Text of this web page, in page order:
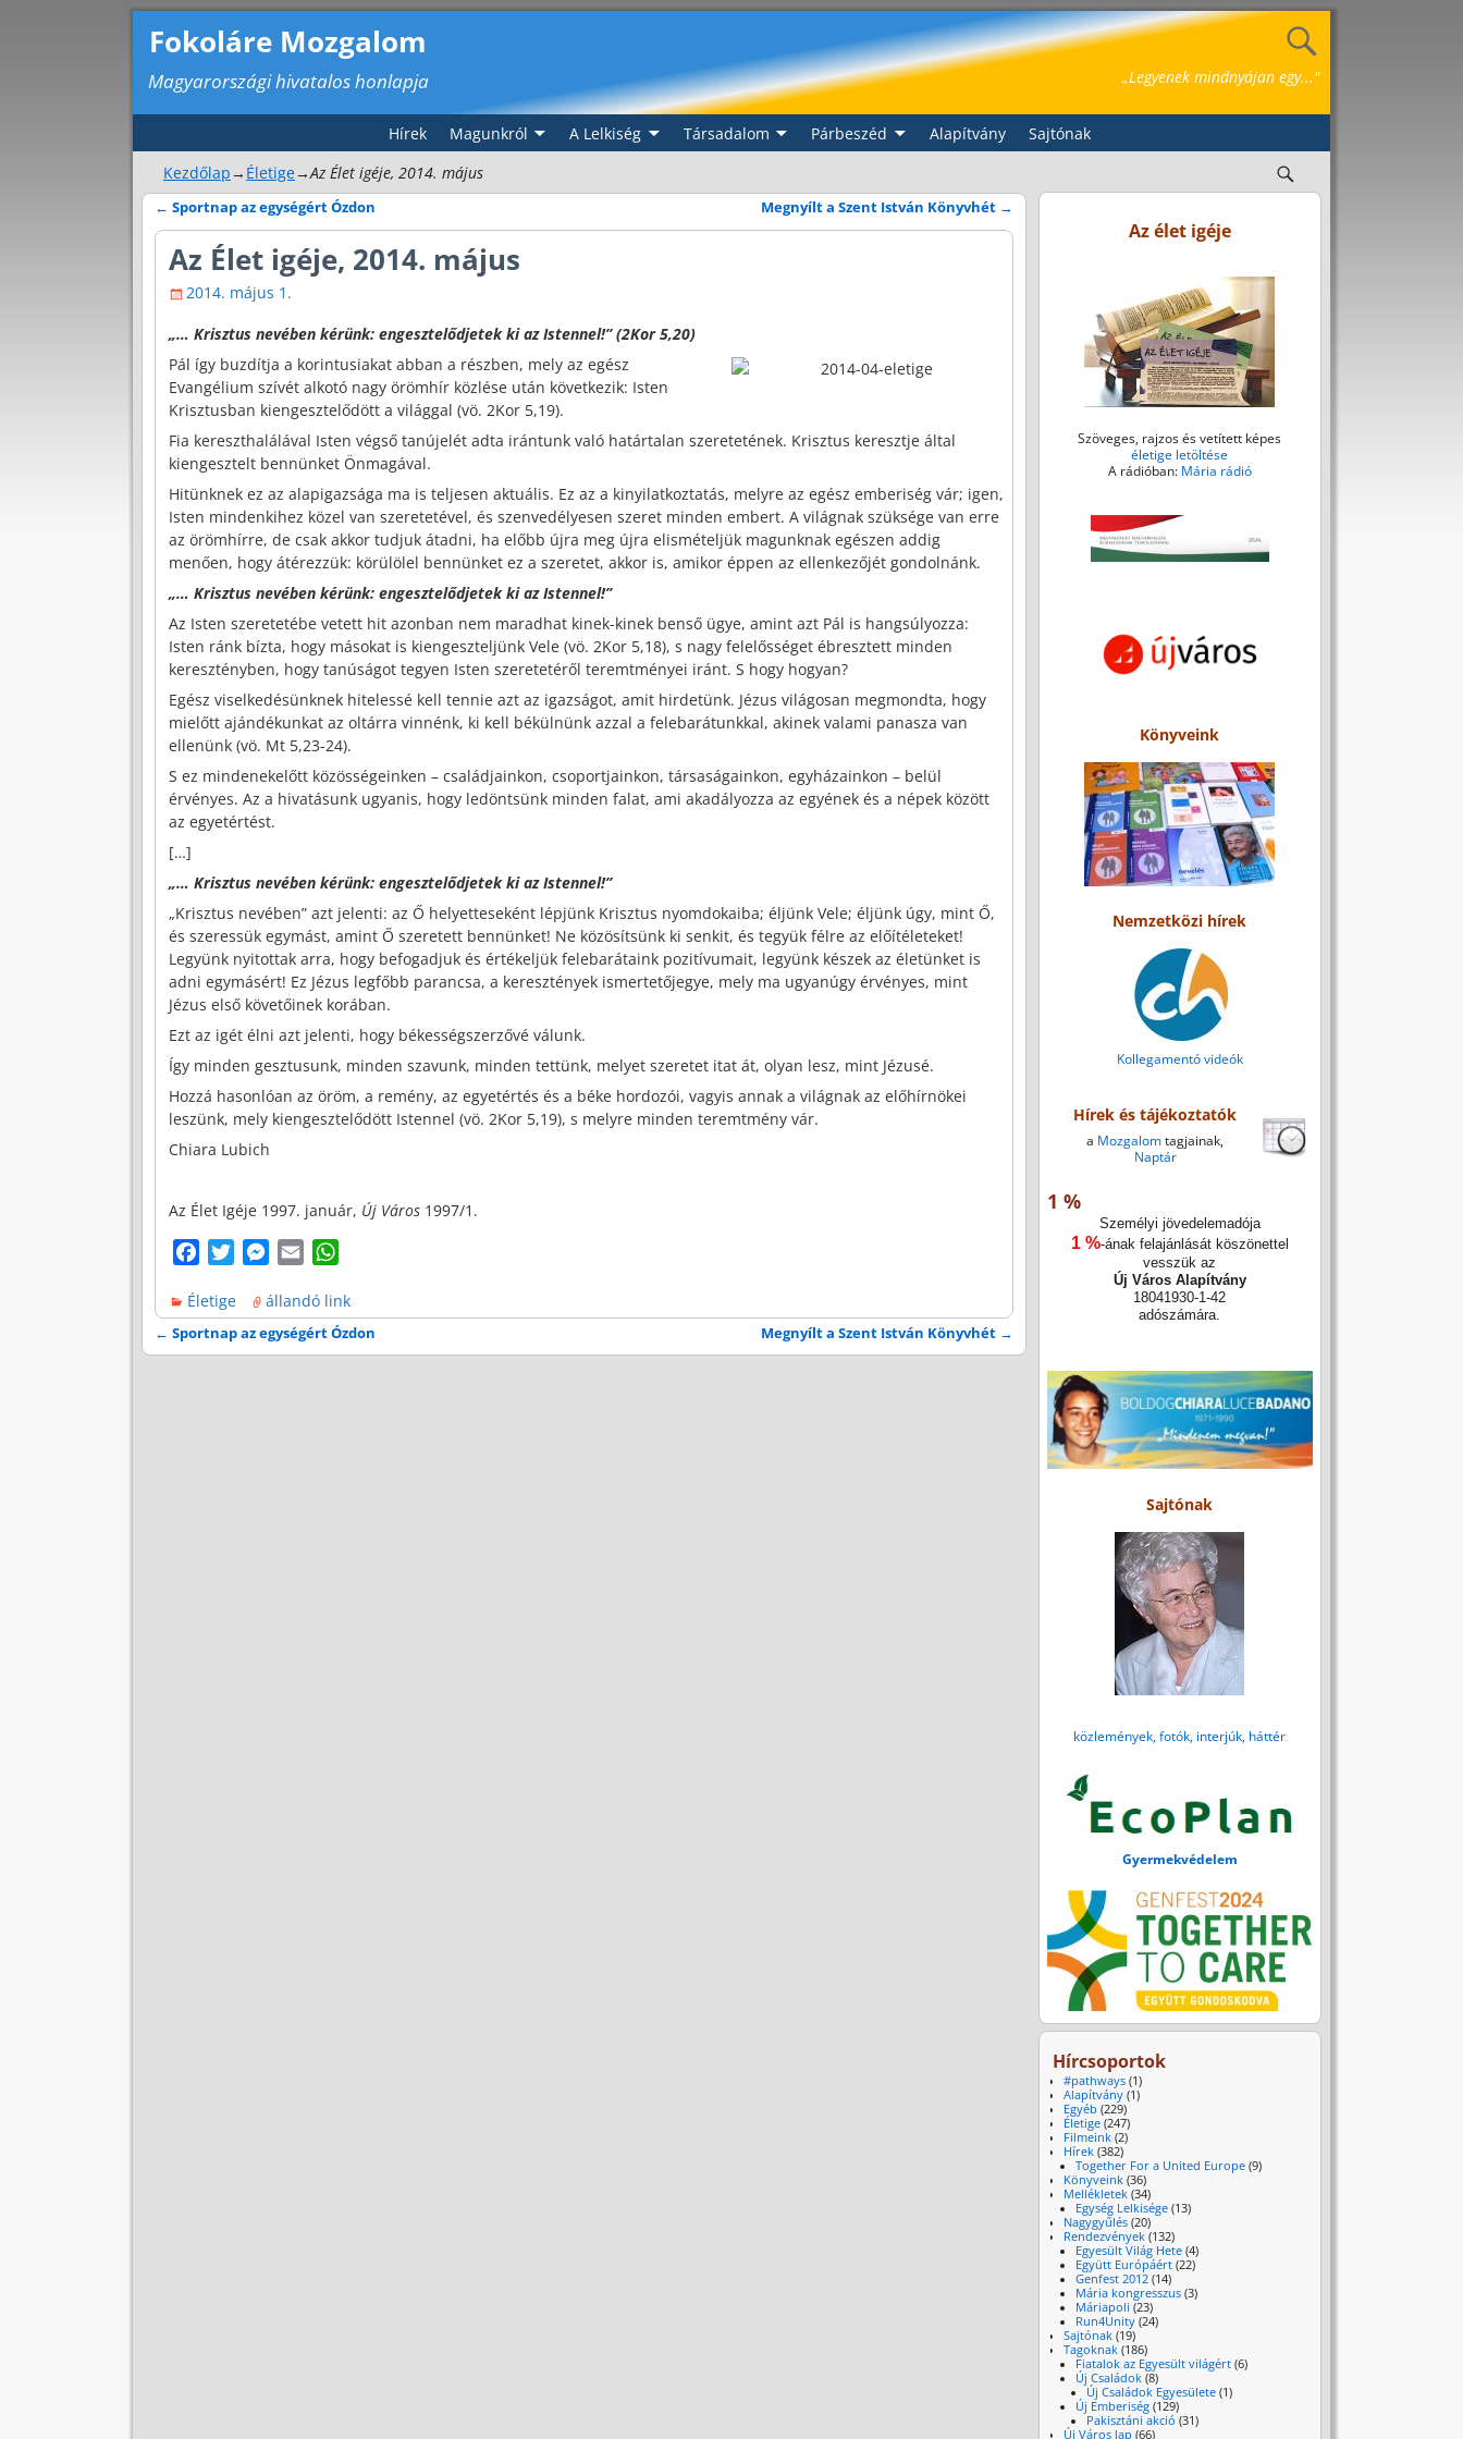
Fokoláre Mozgalom
Magyarországi hivatalos honlapja „Legyenek mindnyájan egy..."
Hírek Magunkról A Lelkiség Társadalom Párbeszéd Alapítvány
Sajtónak
Kezdőlap→ Életige→Az Élet igéje, 2014. május
Bejegyzés navigáció
← Sportnap az egységért Ózdon Megnyílt a Szent István Könyvhét →
Az Élet igéje, 2014. május
2014. május 1.
„… Krisztus nevében kérünk: engesztelődjetek ki az Istennel!” (2Kor 5,20)
Pál így buzdítja a korintusiakat abban a részben, mely az egész
Evangélium szívét alkotó nagy örömhír közlése után következik: Isten
Krisztusban kiengesztelődött a világgal (vö. 2Kor 5,19).
Fia kereszthalálával Isten végső tanújelét adta irántunk való határtalan szeretetének. Krisztus keresztje által
kiengesztelt bennünket Önmagával.
Hitünknek ez az alapigazsága ma is teljesen aktuális. Ez az a kinyilatkoztatás, melyre az egész emberiség vár; igen,
Isten mindenkihez közel van szeretetével, és szenvedélyesen szeret minden embert. A világnak szüksége van erre
az örömhírre, de csak akkor tudjuk átadni, ha előbb újra meg újra elismételjük magunknak egészen addig
menően, hogy átérezzük: körülölel bennünket ez a szeretet, akkor is, amikor éppen az ellenkezőjét gondolnánk.
„… Krisztus nevében kérünk: engesztelődjetek ki az Istennel!”
Az Isten szeretetébe vetett hit azonban nem maradhat kinek-kinek benső ügye, amint azt Pál is hangsúlyozza:
Isten ránk bízta, hogy másokat is kiengeszteljünk Vele (vö. 2Kor 5,18), s nagy felelősséget ébresztett minden
keresztényben, hogy tanúságot tegyen Isten szeretetéről teremtményei iránt. S hogy hogyan?
Egész viselkedésünknek hitelessé kell tennie azt az igazságot, amit hirdetünk. Jézus világosan megmondta, hogy
mielőtt ajándékunkat az oltárra vinnénk, ki kell békülnünk azzal a felebarátunkkal, akinek valami panasza van
ellenünk (vö. Mt 5,23-24).
S ez mindenekelőtt közösségeinken – családjainkon, csoportjainkon, társaságainkon, egyházainkon – belül
érvényes. Az a hivatásunk ugyanis, hogy ledöntsünk minden falat, ami akadályozza az egyének és a népek között
az egyetértést.
[…]
„… Krisztus nevében kérünk: engesztelődjetek ki az Istennel!”
„Krisztus nevében” azt jelenti: az Ő helyetteseként lépjünk Krisztus nyomdokaiba; éljünk Vele; éljünk úgy, mint Ő,
és szeressük egymást, amint Ő szeretett bennünket! Ne közösítsünk ki senkit, és tegyük félre az előítéleteket!
Legyünk nyitottak arra, hogy befogadjuk és értékeljük felebarátaink pozitívumait, legyünk készek az életünket is
adni egymásért! Ez Jézus legfőbb parancsa, a keresztények ismertetőjegye, mely ma ugyanúgy érvényes, mint
Jézus első követőinek korában.
Ezt az igét élni azt jelenti, hogy békességszerzővé válunk.
Így minden gesztusunk, minden szavunk, minden tettünk, melyet szeretet itat át, olyan lesz, mint Jézusé.
Hozzá hasonlóan az öröm, a remény, az egyetértés és a béke hordozói, vagyis annak a világnak az előhírnökei
leszünk, mely kiengesztelődött Istennel (vö. 2Kor 5,19), s melyre minden teremtmény vár.
Chiara Lubich
Az Élet Igéje 1997. január, Új Város1997/1.
c
e
b
i
t
t
M
s
s
e
a
i
l
a
t
s
Életige állandó link
Bejegyzés navigáció
← Sportnap az egységért Ózdon Megnyílt a Szent István Könyvhét →
Az élet igéje
Szöveges, rajzos és vetített képes
életige letöltése
A rádióban: Mária rádió
Könyveink
Nemzetközi hírek
Kollegamentó videók
Hírek és tájékoztatók
a Mozgalomtagjainak,
Naptár
1 %
Személyi jövedelemadója
1 %-ának felajánlását köszönettel
vesszük az
Új Város Alapítvány
18041930-1-42
adószámára.
Sajtónak
közlemények, fotók, interjúk, háttér
Gyermekvédelem
Hírcsoportok
#pathways (1)
Alapítvány (1)
Egyéb (229)
Életige (247)
Filmeink (2)
Hírek (382)
Together For a United Europe(9)
Könyveink (36)
Mellékletek (34)
Egység Lelkisége(13)
Nagygyűlés (20)
Rendezvények (132)
Egyesült Világ Hete(4)
Együtt Európáért(22)
Genfest 2012(14)
Mária kongresszus(3)
Máriapoli (23)
Run4Unity(24)
Sajtónak (19)
Tagoknak (186)
Fiatalok az Egyesült világért(6)
Új Családok(8)
Új Családok Egyesülete (1)
Új Emberiség(129)
Pakisztáni akció (31)
Új Város lap (66)